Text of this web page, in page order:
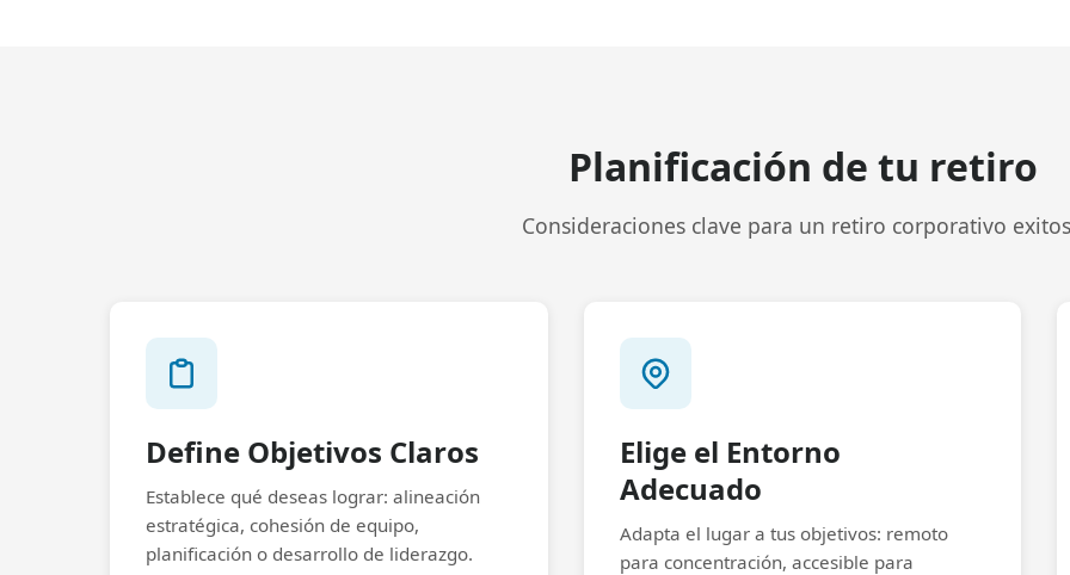
Planificación de tu retiro
Consideraciones clave para un retiro corporativo
Define Objetivos Claros
Establece qué deseas lograr: alineación
estratégica, cohesión de equipo,
planificación o desarrollo de liderazgo.
Elige el Entorno
Adecuado
Adapta el lugar a tus objetivos: remoto
para concentración, accesible para